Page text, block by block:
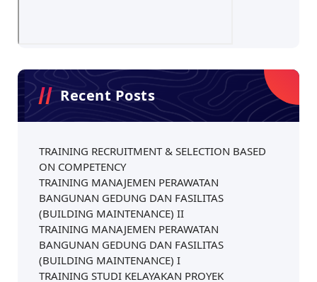
Recent Posts
TRAINING RECRUITMENT & SELECTION BASED
ON COMPETENCY
TRAINING MANAJEMEN PERAWATAN
BANGUNAN GEDUNG DAN FASILITAS
(BUILDING MAINTENANCE) II
TRAINING MANAJEMEN PERAWATAN
BANGUNAN GEDUNG DAN FASILITAS
(BUILDING MAINTENANCE) I
TRAINING STUDI KELAYAKAN PROYEK